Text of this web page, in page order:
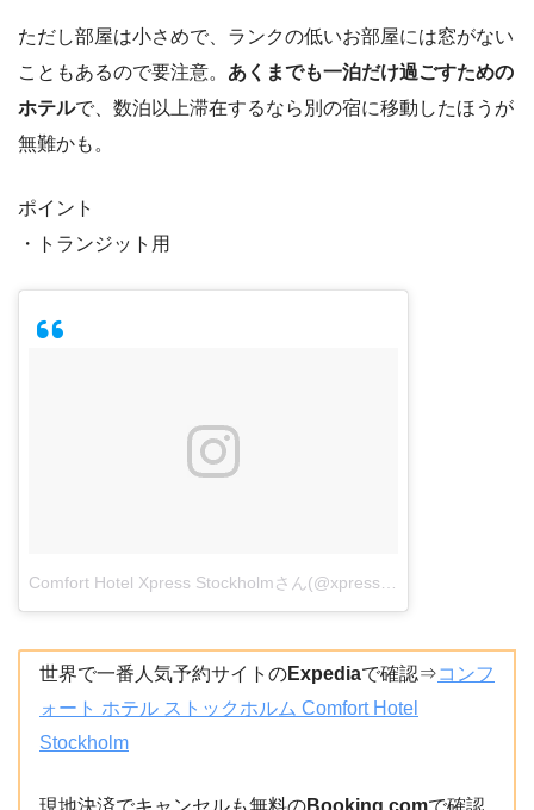
ただし部屋は小さめで、ランクの低いお部屋には窓がない
こともあるので要注意。 あくまでも一泊だけ過ごすための
ホテルで、数泊以上滞在するなら別の宿に移動したほうが
無難かも。
ポイント
・トランジット用
世界で一番人気予約サイトのExpediaで確認⇒コンフ
ォート ホテル ストックホルム Comfort Hotel
Stockholm
現地決済でキャンセルも無料のBooking.comで確認